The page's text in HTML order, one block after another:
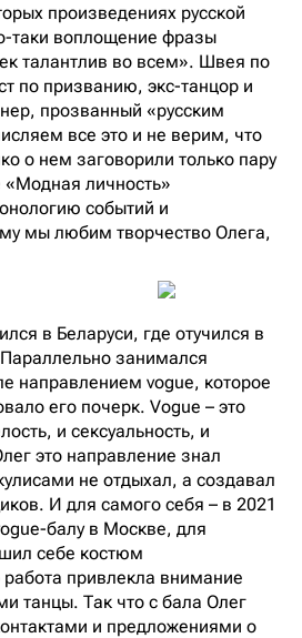
произведениях русской
таки воплощение фразы
талантлив во всем». Швея по
по призванию, экс-танцор и
прозванный «русским
все это и не верим, что
о нем заговорили только пару
«Модная личность»
событий и
мы любим творчество Олега,
в Беларуси, где отучился в
занимался
направлением vogue, которое
его почерк. Vogue – это
и сексуальность, и
это направление знал
не отдыхал, а создавал
И для самого себя – в 2021
балу в Москве, для
себе костюм
привлекла внимание
танцы. Так что с бала Олег
и предложениями о